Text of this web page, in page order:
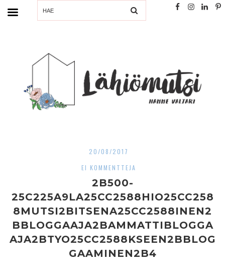
SEARCH
20/08/2017
EI KOMMENTTEJA
2B500-
25C225A9LA25CC2588HIO25CC258
8MUTSI2BITSENA25CC2588INEN2
BBLOGGAAJA2BAMMATTIBLOGGA
AJA2BTYO25CC2588KSEEN2BBLOG
GAAMINEN2B4